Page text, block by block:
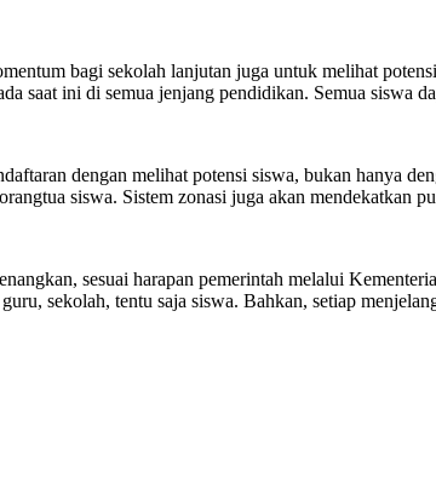
bagi sekolah lanjutan juga untuk melihat
saat ini di semua jenjang pendidikan. Semua siswa
dengan melihat potensi siswa, bukan hanya
siswa. Sistem zonasi juga akan mendekatkan
sesuai harapan pemerintah melalui
sekolah, tentu saja siswa. Bahkan, setiap